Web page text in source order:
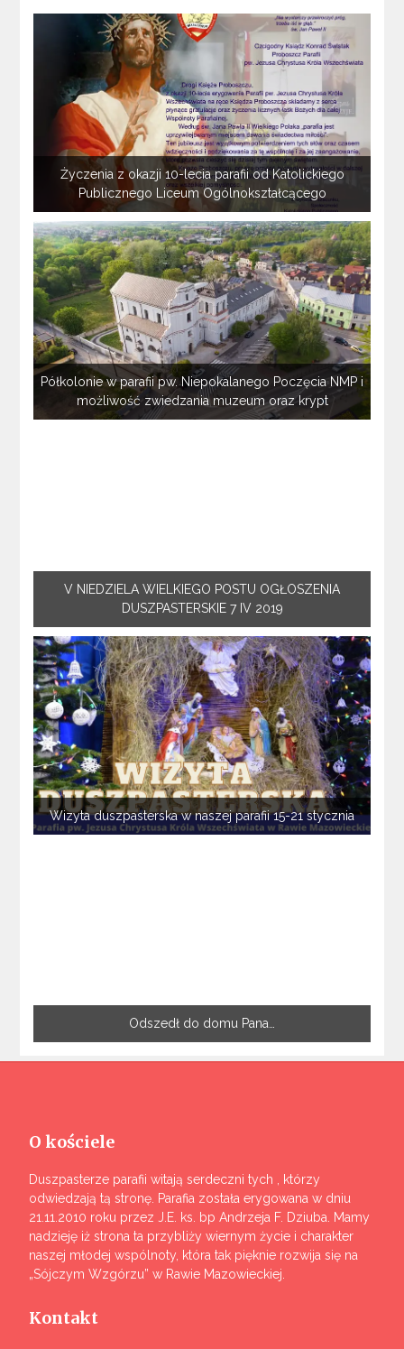
Życzenia z okazji 10-lecia parafii od Katolickiego
Publicznego Liceum Ogólnokształcącego
Półkolonie w parafii pw. Niepokalanego Poczęcia NMP i
możliwość zwiedzania muzeum oraz krypt
V NIEDZIELA WIELKIEGO POSTU OGŁOSZENIA
DUSZPASTERSKIE 7 IV 2019
Wizyta duszpasterska w naszej parafii 15-21 stycznia
Odszedł do domu Pana…
O kościele
Duszpasterze parafii witają serdeczni tych , którzy
odwiedzają tą stronę. Parafia została erygowana w dniu
21.11.2010 roku przez J.E. ks. bp Andrzeja F. Dziuba. Mamy
nadzieję iż strona ta przybliży wiernym życie i charakter
naszej młodej wspólnoty, która tak pięknie rozwija się na
„Sójczym Wzgórzu” w Rawie Mazowieckiej.
Kontakt